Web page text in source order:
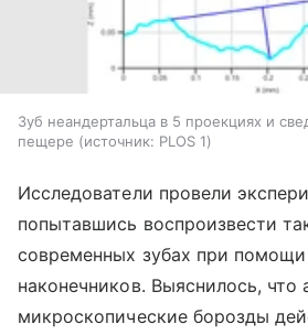
Зуб неандертальца в 5 проекциях и
пещере
источник: PLOS 1
Исследователи провели
попытавшись воспроизвести
современных зубах при
наконечников. Выяснилось, что
микроскопические борозды